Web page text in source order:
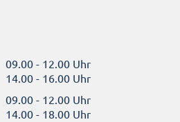
09.00 - 12.00 Uhr
14.00 - 16.00 Uhr
09.00 - 12.00 Uhr
14.00 - 18.00 Uhr